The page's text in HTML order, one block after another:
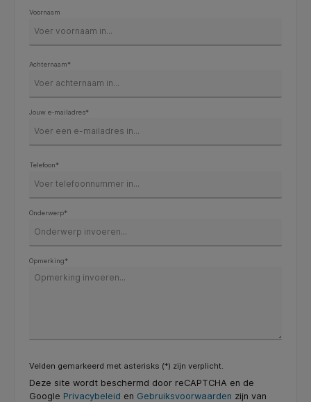
Voornaam
Achternaam*
Jouw e-mailadres*
Telefoon*
Onderwerp*
Opmerking*
Velden gemarkeerd met asterisks (*) zijn verplicht.
Deze site wordt beschermd door reCAPTCHA en de
Google Privacybeleid en Gebruiksvoorwaarden zijn van